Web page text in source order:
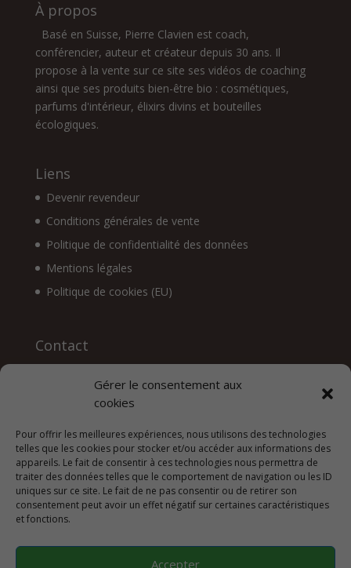
Gérer le consentement aux
cookies
Pour offrir les meilleures expériences, nous utilisons des technologies
telles que les cookies pour stocker et/ou accéder aux informations des
appareils. Le fait de consentir à ces technologies nous permettra de
traiter des données telles que le comportement de navigation ou les ID
uniques sur ce site. Le fait de ne pas consentir ou de retirer son
consentement peut avoir un effet négatif sur certaines caractéristiques
et fonctions.
Accepter
À propos
Basé en Suisse, Pierre Clavien est coach,
conférencier, auteur et créateur depuis 30 ans. Il
propose à la vente sur ce site ses vidéos de coaching
ainsi que ses produits bien-être bio : cosmétiques,
parfums d'intérieur, élixirs divins et bouteilles
écologiques.
Liens
Devenir revendeur
Conditions générales de vente
Politique de confidentialité des données
Mentions légales
Politique de cookies (EU)
Contact
Pierre Clavien
Linelife c/o Interexperts S.A.
Quai du Seujet, 30
SUISSE
contact@pierreclavien.org
+33 6 72 24 70 90